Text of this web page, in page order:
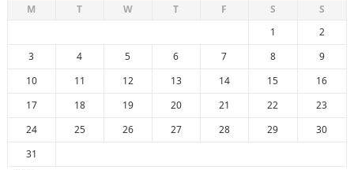
M T W T F S
S
1
2
3
4 5 6 7 8
9
10
11 12 13 14 15
16
17
18 19 20 21 22
23
24
25 26 27 28 29
30
31